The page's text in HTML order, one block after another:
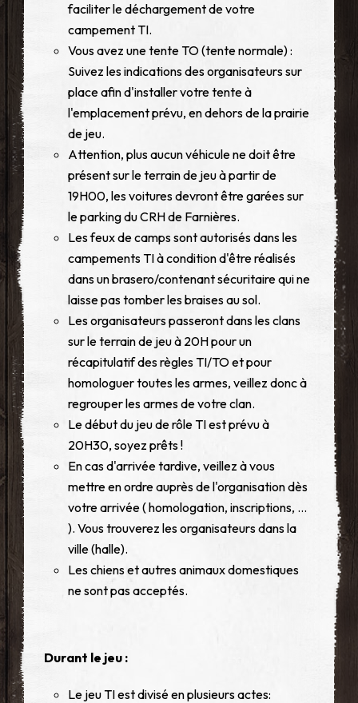
faciliter le déchargement de votre
campement TI.
Vous avez une tente TO (tente normale) :
Suivez les indications des organisateurs sur
place afin d'installer votre tente à
l'emplacement prévu, en dehors de la prairie
de jeu.
Attention, plus aucun véhicule ne doit être
présent sur le terrain de jeu à partir de
19H00, les voitures devront être garées sur
le parking du CRH de Farnières.
Les feux de camps sont autorisés dans les
campements TI à condition d'être réalisés
dans un brasero/contenant sécuritaire qui ne
laisse pas tomber les braises au sol.
Les organisateurs passeront dans les clans
sur le terrain de jeu à 20H pour un
récapitulatif des règles TI/TO et pour
homologuer toutes les armes, veillez donc à
regrouper les armes de votre clan.
Le début du jeu de rôle TI est prévu à
20H30, soyez prêts !
En cas d'arrivée tardive, veillez à vous
mettre en ordre auprès de l'organisation dès
votre arrivée ( homologation, inscriptions, ...
). Vous trouverez les organisateurs dans la
ville (halle).
Les chiens et autres animaux domestiques
ne sont pas acceptés.
Durant le jeu :
Le jeu TI est divisé en plusieurs actes: